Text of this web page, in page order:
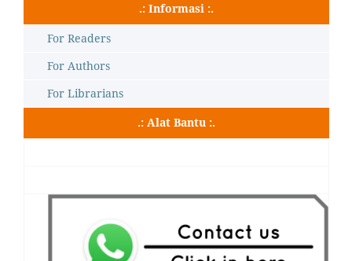
.: Informasi :.
For Readers
For Authors
For Librarians
.: Alat Bantu :.